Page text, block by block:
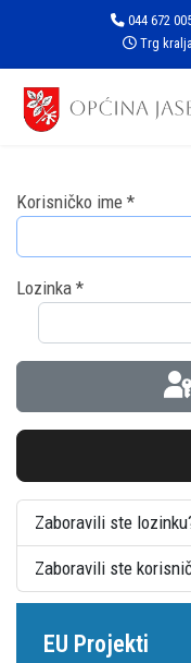
044 672
Trg
Korisničko ime *
Lozinka *
Zaboravili ste
Zaboravili ste
EU Projekti